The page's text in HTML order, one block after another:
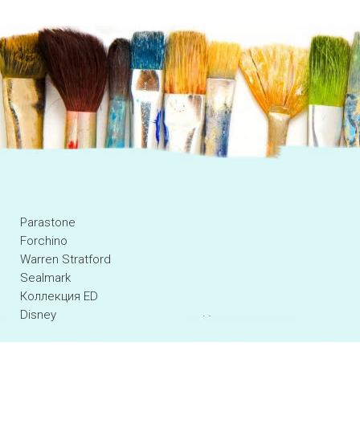
Parastone
Forchino
Warren Stratford
Sealmark
Коллекция ED
Disney